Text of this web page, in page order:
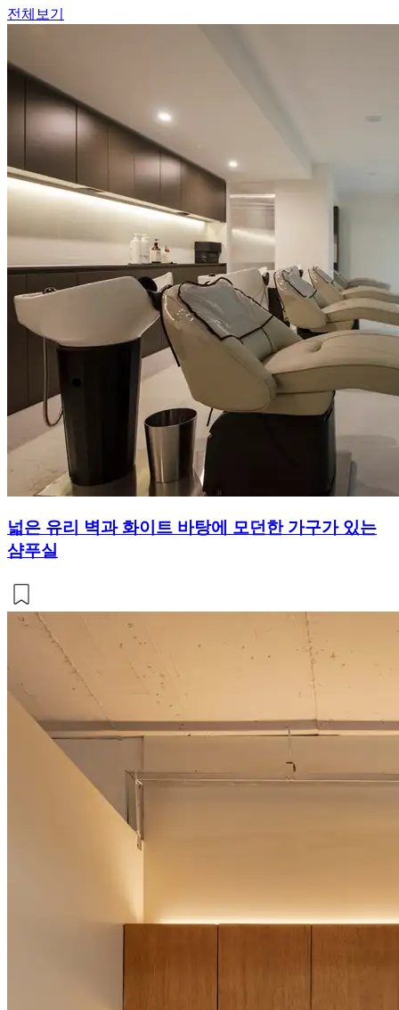
전체보기
넓은 유리 벽과 화이트 바탕에 모던한 가구가 있는
샴푸실